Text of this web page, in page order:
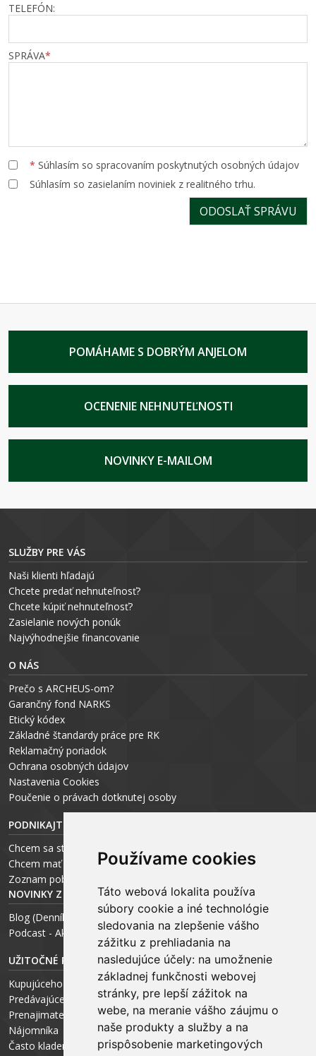
Používame cookies
Táto webová lokalita používa
súbory cookie a iné technológie
sledovania na zlepšenie vášho
zážitku z prehliadania na
nasledujúce účely: na umožnenie
základnej funkčnosti webovej
stránky, pre lepší zážitok na
webe, na meranie vášho záujmu o
naše produkty a služby a na
prispôsobenie marketingových
TELEFÓN:
SPRÁVA*
* Súhlasím so spracovaním poskytnutých osobných údajov
Súhlasím so zasielaním noviniek z realitného trhu.
POMÁHAME S DOBRÝM ANJELOM
OCENENIE NEHNUTEĽNOSTI
NOVINKY E-MAILOM
SLUŽBY PRE VÁS
Naši klienti hľadajú
Chcete predať nehnuteľnosť?
Chcete kúpiť nehnuteľnosť?
Zasielanie nových ponúk
Najvýhodnejšie financovanie
O NÁS
Prečo s ARCHEUS-om?
Garančný fond NARKS
Etický kódex
Základné štandardy práce pre RK
Reklamačný poriadok
Ochrana osobných údajov
Nastavenia Cookies
Poučenie o právach dotknutej osoby
PODNIKAJTE S ARCHEUS-OM
Chcem sa stať realitným odborníkom
Chcem mať vlastnú kanceláriu
Zoznam pobočiek
NOVINKY Z MÉDIÍ
Blog (Denník N a Trend) – R. Štalmach
Podcast - Ako začínal ARCHEUS - R. Štalmach / CEO
UŽITOČNÉ RADY PRE
Kupujúceho
Predávajúceho
Prenajimateľa
Nájomníka
Často kladené otázky FAQ